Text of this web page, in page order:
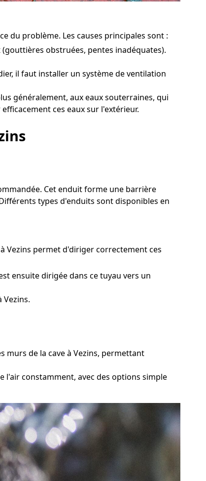
du problème. Les causes principales sont :
obstruées, pentes inadéquates).
il faut installer un système de ventilation
généralement, aux eaux souterraines, qui
ces eaux sur l'extérieur.
Cet enduit forme une barrière
types d'enduits sont disponibles en
Vezins permet d'diriger correctement ces
ensuite dirigée dans ce tuyau vers un
murs de la cave à Vezins, permettant
l'air constamment, avec des options simple